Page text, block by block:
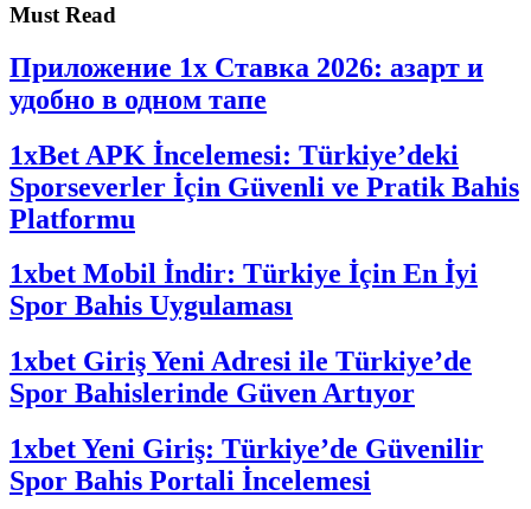
Must Read
Приложение 1x Ставка 2026: азарт и
удобно в одном тапе
1xBet APK İncelemesi: Türkiye’deki
Sporseverler İçin Güvenli ve Pratik Bahis
Platformu
1xbet Mobil İndir: Türkiye İçin En İyi
Spor Bahis Uygulaması
1xbet Giriş Yeni Adresi ile Türkiye’de
Spor Bahislerinde Güven Artıyor
1xbet Yeni Giriş: Türkiye’de Güvenilir
Spor Bahis Portali İncelemesi